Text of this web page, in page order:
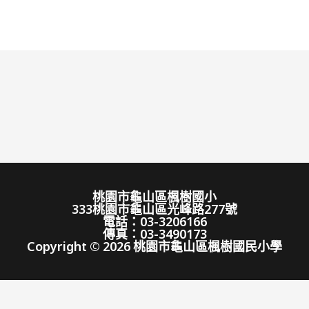
桃園市龜山區楓樹國小
333桃園市龜山區光峰路277號
電話：03-3206166
傳真：03-3490173
Copyright © 2026 桃園市龜山區楓樹國民小學